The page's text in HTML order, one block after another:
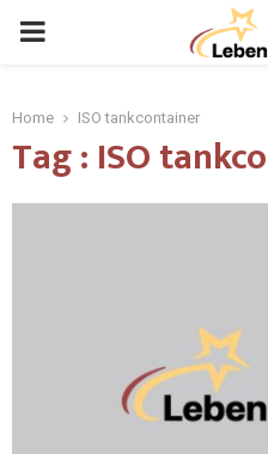
PRIMARY
Home ISO tankcontainer
Tag : ISO